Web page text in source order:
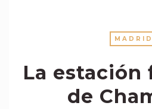
MADRID
La estación
de